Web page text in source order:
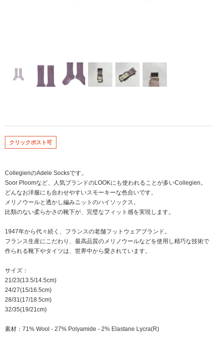
クリックポスト可
CollegienのAdele Socksです。
Soor Ploomなど、人気ブランドのLOOKにも使われることが多いCollegien。
どんなお洋服にも合わせやすいスモーキーな色合いです。
メリノウールと透かし編みニットのハイソックス。
比類のない柔らかさの靴下が、完璧なフィット感を実現します。
1947年から代々続く、フランスの老舗フットウェアブランド。
フランス生産にこだわり、最高品質のメリノウールなどを使用し精巧な技術で
作られる靴下やタイツは、世界中から愛されています。
サイズ：
21/23(13.5/14.5cm)
24/27(15/16.5cm)
28/31(17/18.5cm)
32/35(19/21cm)
素材：71% Wool - 27% Polyamide - 2% Elastane Lycra(R)